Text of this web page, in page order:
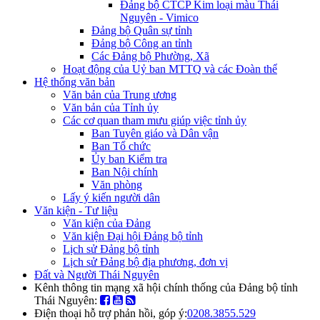
Đảng bộ CTCP Kim loại màu Thái
Nguyên - Vimico
Đảng bộ Quân sự tỉnh
Đảng bộ Công an tỉnh
Các Đảng bộ Phường, Xã
Hoạt động của Uỷ ban MTTQ và các Đoàn thể
Hệ thống văn bản
Văn bản của Trung ương
Văn bản của Tỉnh ủy
Các cơ quan tham mưu giúp việc tỉnh ủy
Ban Tuyên giáo và Dân vận
Ban Tổ chức
Ủy ban Kiểm tra
Ban Nội chính
Văn phòng
Lấy ý kiến người dân
Văn kiện - Tư liệu
Văn kiện của Đảng
Văn kiện Đại hội Đảng bộ tỉnh
Lịch sử Đảng bộ tỉnh
Lịch sử Đảng bộ địa phương, đơn vị
Đất và Người Thái Nguyên
Kênh thông tin mạng xã hội chính thống của Đảng bộ tỉnh
Thái Nguyên:
Điện thoại hỗ trợ phản hồi, góp ý:0208.3855.529